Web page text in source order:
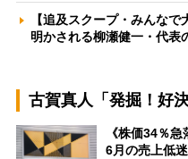
【追及スクープ・みんな
明かされる柳瀬健一・代表
古賀真人「発掘！好決
《株価34％
6月の売上低